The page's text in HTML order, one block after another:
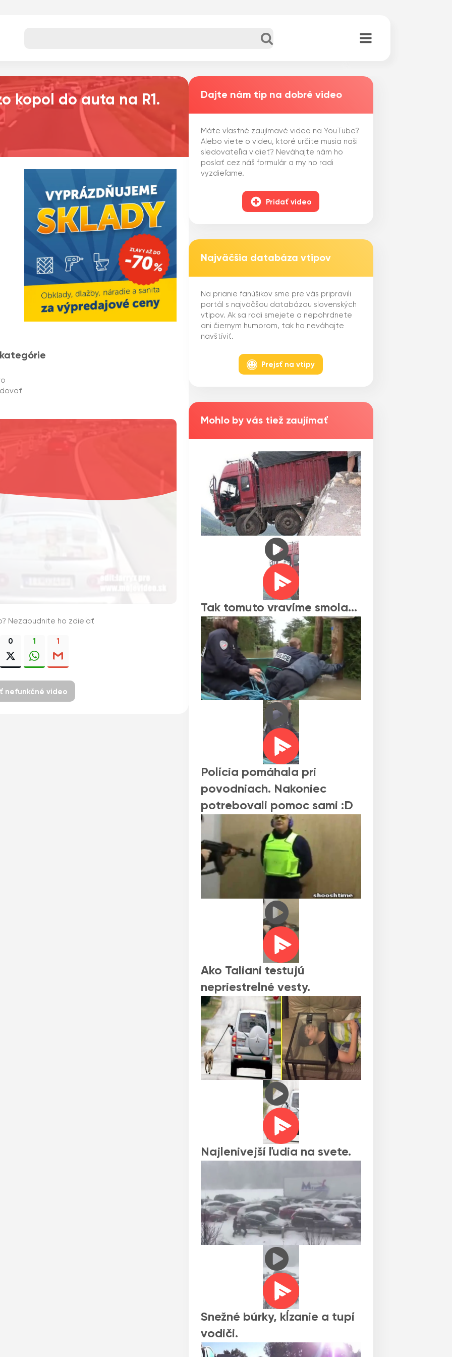
kopol do auta na R1.
Nezabudnite ho zdieľať
0 1 1
nefunkčné video
Dajte nám tip na dobré video
Máte vlastné zaujímavé video na YouTube?
Alebo viete o videu, ktoré určite musia naši
sledovateľia vidieť? Neváhajte nám ho
poslať cez náš formulár a my ho radi
vyzdieľame.
Pridať video
Najväčšia databáza vtipov
Na prianie fanúšikov sme pre vás pripravili
portál s najväčšou databázou slovenských
vtipov. Ak sa radi smejete a nepohrdnete
ani čiernym humorom, tak ho neváhajte
navštíviť.
Prejsť na vtipy
Mohlo by vás tiež zaujímať
Tak tomuto vravíme smola…
Polícia pomáhala pri
povodniach. Nakoniec
potrebovali pomoc sami :D
Ako Taliani testujú
nepriestrelné vesty.
Najlenivejší ľudia na svete.
Snežné búrky, kĺzanie a tupí
vodiči.